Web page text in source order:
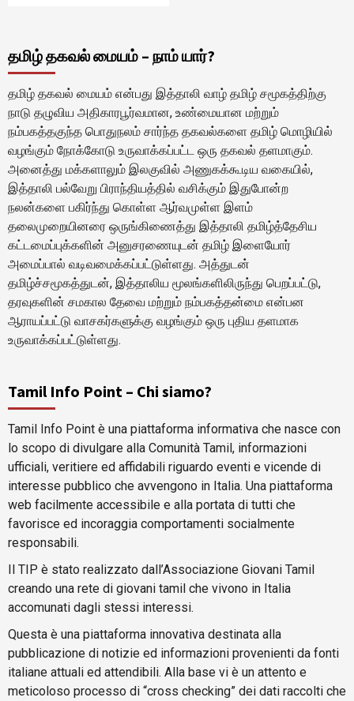
தமிழ் தகவல் மையம் – நாம் யார்?
தமிழ் தகவல் மையம் என்பது இத்தாலி வாழ் தமிழ் சமூகத்திற்கு
நாடு தழுவிய அதிகாரபூர்வமான, உண்மையான மற்றும்
நம்பகத்தகுந்த பொதுநலம் சார்ந்த தகவல்களை தமிழ் மொழியில்
வழங்கும் நோக்கோடு உருவாக்கப்பட்ட ஒரு தகவல் தளமாகும்.
அனைத்து மக்களாலும் இலகுவில் அணுகக்கூடிய வகையில்,
இத்தாலி பல்வேறு பிராந்தியத்தில் வசிக்கும் இதுபோன்ற
நலன்களை பகிர்ந்து கொள்ள ஆர்வமுள்ள இளம்
தலைமுறையினரை ஒருங்கிணைத்து இத்தாலி தமிழ்த்தேசிய
கட்டமைப்புக்களின் அனுசரணையுடன் தமிழ் இளையோர்
அமைப்பால் வடிவமைக்கப்பட்டுள்ளது. அத்துடன்
தமிழ்ச்சமூகத்துடன், இத்தாலிய மூலங்களிலிருந்து பெறப்பட்டு,
தரவுகளின் சமகால தேவை மற்றும் நம்பகத்தன்மை என்பன
ஆராயப்பட்டு வாசகர்களுக்கு வழங்கும் ஒரு புதிய தளமாக
உருவாக்கப்பட்டுள்ளது.
Tamil Info Point – Chi siamo?
Tamil Info Point è una piattaforma informativa che nasce con
lo scopo di divulgare alla Comunità Tamil, informazioni
ufficiali, veritiere ed affidabili riguardo eventi e vicende di
interesse pubblico che avvengono in Italia. Una piattaforma
web facilmente accessibile e alla portata di tutti che
favorisce ed incoraggia comportamenti socialmente
responsabili.
Il TIP è stato realizzato dall’Associazione Giovani Tamil
creando una rete di giovani tamil che vivono in Italia
accomunati dagli stessi interessi.
Questa è una piattaforma innovativa destinata alla
pubblicazione di notizie ed informazioni provenienti da fonti
italiane attuali ed attendibili. Alla base vi è un attento e
meticoloso processo di “cross checking” dei dati raccolti che